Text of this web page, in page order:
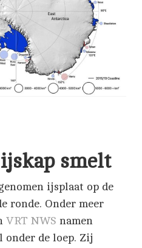
smelt
ijsplaat op de
ronde. Onder meer
VRT NWS namen
de loep. Zij